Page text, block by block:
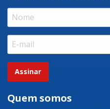
Assinar
Quem somos